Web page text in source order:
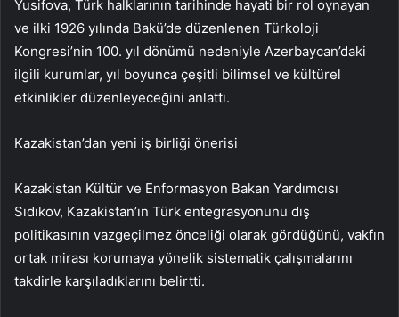
Yusifova, Türk halklarının tarihinde hayati bir rol oynayan
ve ilki 1926 yılında Bakü’de düzenlenen Türkoloji
Kongresi’nin 100. yıl dönümü nedeniyle Azerbaycan’daki
ilgili kurumlar, yıl boyunca çeşitli bilimsel ve kültürel
etkinlikler düzenleyeceğini anlattı.
Kazakistan’dan yeni iş birliği önerisi
Kazakistan Kültür ve Enformasyon Bakan Yardımcısı
Sıdıkov, Kazakistan’ın Türk entegrasyonunu dış
politikasının vazgeçilmez önceliği olarak gördüğünü, vakfın
ortak mirası korumaya yönelik sistematik çalışmalarını
takdirle karşıladıklarını belirtti.